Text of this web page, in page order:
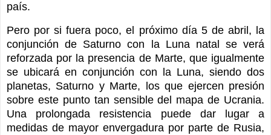
país.
Pero por si fuera poco, el próximo día 5 de abril, la
conjunción de Saturno con la Luna natal se verá
reforzada por la presencia de Marte, que igualmente
se ubicará en conjunción con la Luna, siendo dos
planetas, Saturno y Marte, los que ejercen presión
sobre este punto tan sensible del mapa de Ucrania.
Una prolongada resistencia puede dar lugar a
medidas de mayor envergadura por parte de Rusia,